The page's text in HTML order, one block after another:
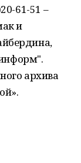
61-51 –
и
архива